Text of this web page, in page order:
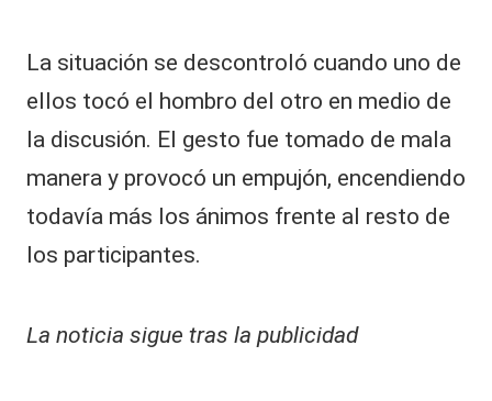
La situación se descontroló cuando uno de
ellos tocó el hombro del otro en medio de
la discusión. El gesto fue tomado de mala
manera y provocó un empujón, encendiendo
todavía más los ánimos frente al resto de
los participantes.
La noticia sigue tras la publicidad